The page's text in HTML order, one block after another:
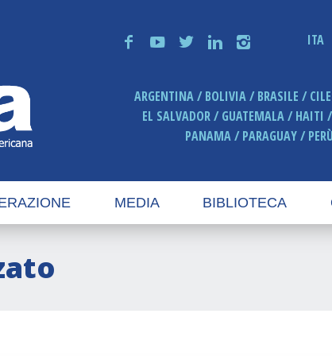
f y t n i ITA
ARGENTINA BOLIVIA BRASILE CILE
EL SALVADOR
GUATEMALA HAITI
PANAMA
PARAGUAY PERÙ
MEDIA BIBLIOTECA